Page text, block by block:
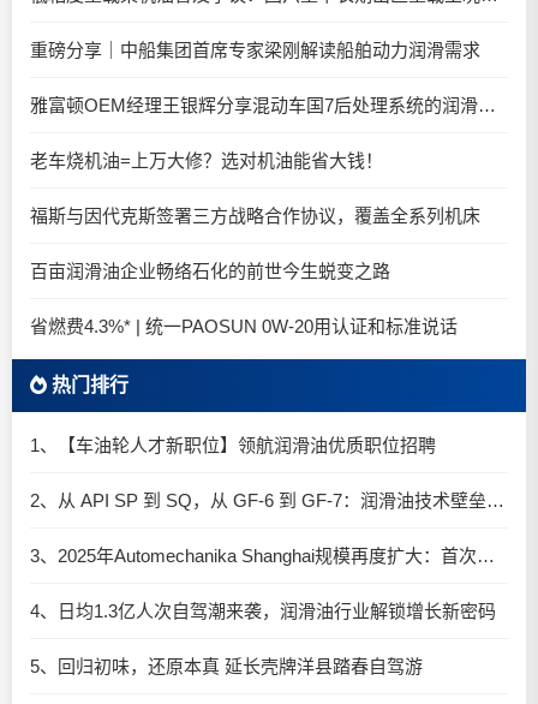
重磅分享｜中船集团首席专家梁刚解读船舶动力润滑需求
雅富顿OEM经理王银辉分享混动车国7后处理系统的润滑油要求
老车烧机油=上万大修？选对机油能省大钱！
福斯与因代克斯签署三方战略合作协议，覆盖全系列机床
百亩润滑油企业畅络石化的前世今生蜕变之路
省燃费4.3%* | 统一PAOSUN 0W-20用认证和标准说话
热门排行
1、【车油轮人才新职位】领航润滑油优质职位招聘
2、从 API SP 到 SQ，从 GF-6 到 GF-7：润滑油技术壁垒再升高，你准备好了吗？
3、2025年Automechanika Shanghai规模再度扩大：首次启用国家会展中心（上海）全部15个展馆
4、日均1.3亿人次自驾潮来袭，润滑油行业解锁增长新密码​
5、回归初味，还原本真 延长壳牌洋县踏春自驾游